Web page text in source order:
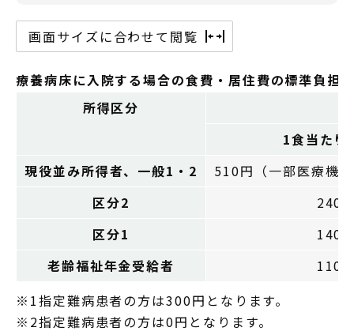
画面サイズに合わせて閲覧
療養病床に入院する場合の食費・居住費の標準負担
所得区分
1食当たり
現役並み所得者、一般1・2
510円（一部医療機
区分2
240
区分1
140
老齢福祉年金受給者
110
※1指定難病患者の方は300円となります。
※2指定難病患者の方は0円となります。